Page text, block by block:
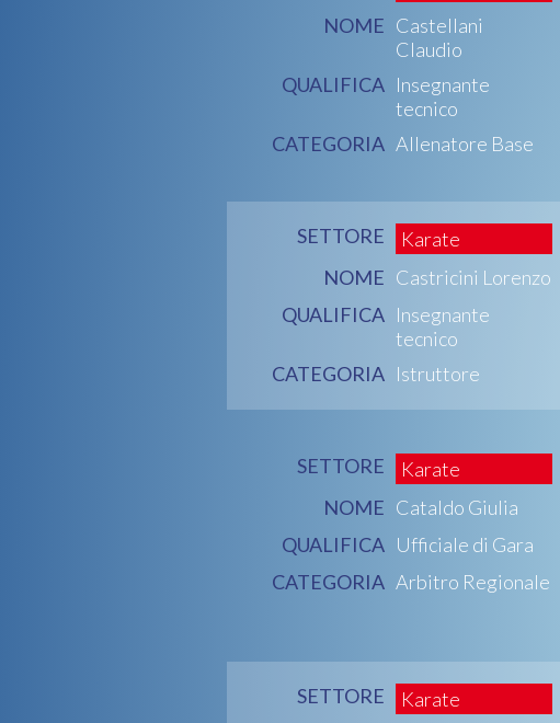
NOME Castellani
Claudio
QUALIFICA Insegnante
tecnico
CATEGORIA Allenatore Base
SETTORE
Karate
NOME Castricini Lorenzo
QUALIFICA Insegnante
tecnico
CATEGORIA Istruttore
SETTORE
Karate
NOME Cataldo Giulia
QUALIFICA Ufficiale di Gara
CATEGORIA Arbitro Regionale
SETTORE
Karate